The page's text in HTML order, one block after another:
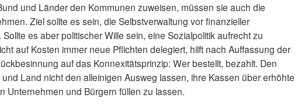
und Länder den Kommunen zuweisen, müssen sie auch die
Ziel sollte es sein, die Selbstverwaltung vor finanzieller
es aber politischer Wille sein, eine Sozialpolitik aufrecht zu
auf Kosten immer neue Pflichten delegiert, hilft nach Auffassung der
auf das Konnexitäts­prinzip: Wer bestellt, bezahlt. Den
Land nicht den alleini­gen Ausweg lassen, ihre Kassen über erhöhte
Unterneh­men und Bürgern füllen zu lassen.